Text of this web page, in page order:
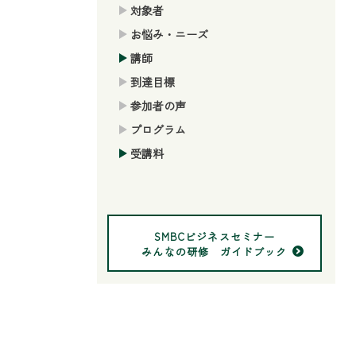
対象者
お悩み・ニーズ
講師
到達目標
参加者の声
プログラム
受講料
SMBCビジネスセミナー
みんなの研修 ガイドブック